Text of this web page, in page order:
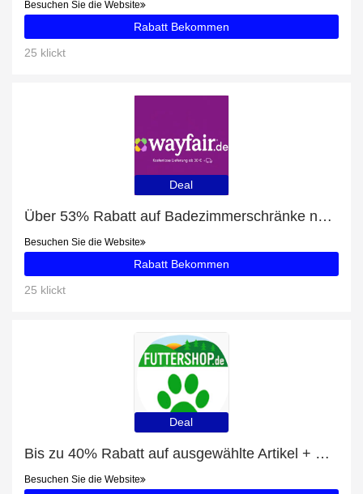
Besuchen Sie die Website
Rabatt Bekommen
25 klickt
Deal
Über 53% Rabatt auf Badezimmerschränke nur für EU-Kunden
Besuchen Sie die Website
Rabatt Bekommen
25 klickt
Deal
Bis zu 40% Rabatt auf ausgewählte Artikel + Sparpaket Markus-Mühle NaturNah 25 kg mit 17% Rabatt
Besuchen Sie die Website